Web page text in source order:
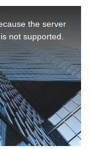
the server
not supported.